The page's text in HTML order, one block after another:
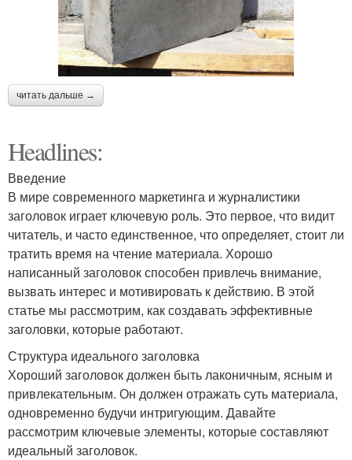
читать дальше →
Headlines:
Введение
В мире современного маркетинга и журналистики
заголовок играет ключевую роль. Это первое, что видит
читатель, и часто единственное, что определяет, стоит ли
тратить время на чтение материала. Хорошо
написанный заголовок способен привлечь внимание,
вызвать интерес и мотивировать к действию. В этой
статье мы рассмотрим, как создавать эффективные
заголовки, которые работают.
Структура идеального заголовка
Хороший заголовок должен быть лаконичным, ясным и
привлекательным. Он должен отражать суть материала,
одновременно будучи интригующим. Давайте
рассмотрим ключевые элементы, которые составляют
идеальный заголовок.